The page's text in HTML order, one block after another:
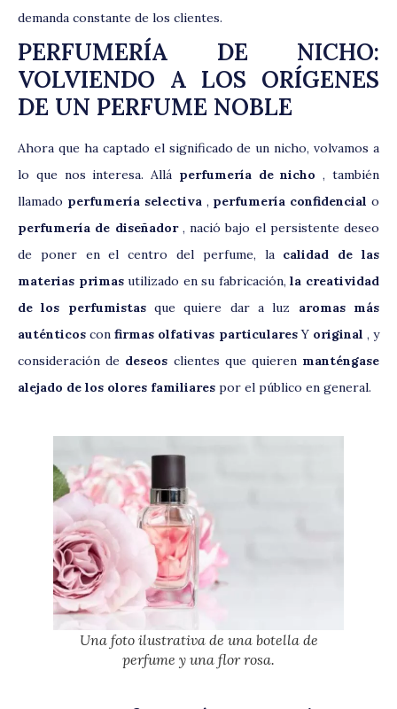
demanda constante de los clientes.
PERFUMERÍA DE NICHO:
VOLVIENDO A LOS ORÍGENES
DE UN PERFUME NOBLE
Ahora que ha captado el significado de un nicho, volvamos a
lo que nos interesa. Allá perfumería de nicho , también
llamado perfumería selectiva, perfumería confidencial o
perfumería de diseñador, nació bajo el persistente deseo
de poner en el centro del perfume, la calidad de las
materias primasutilizado en su fabricación,la creatividad
de los perfumistasque quiere dar a luz aromas más
auténticos con firmas olfativas particularesYoriginal , y
consideración de deseos clientes que quierenmanténgase
alejado de los olores familiares por el público en general.
Una foto ilustrativa de una botella de
perfume y una flor rosa.